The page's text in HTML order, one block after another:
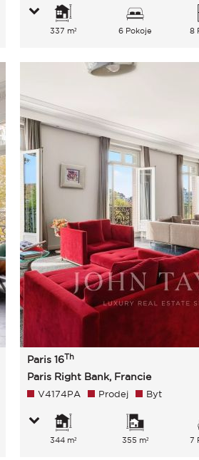
337 m² 6 Pokoje 8
Paris 16Th
Paris Right Bank, Francie
V4174PA Prodej Byt
344 m² 355 m² 7